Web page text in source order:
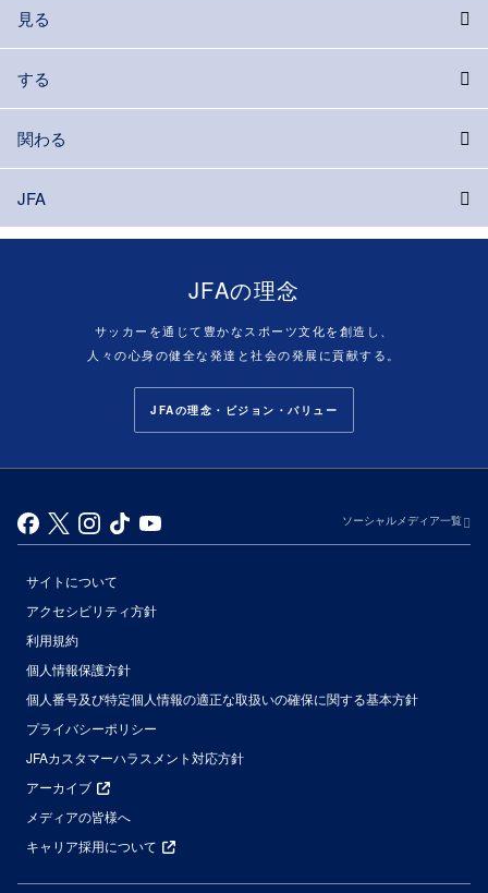
見る
する
関わる
JFA
JFAの理念
サッカーを通じて豊かなスポーツ文化を創造し、
人々の心身の健全な発達と社会の発展に貢献する。
JFAの理念・ビジョン・バリュー
ソーシャルメディア一覧
サイトについて
アクセシビリティ方針
利用規約
個人情報保護方針
個人番号及び特定個人情報の適正な取扱いの確保に関する基本方針
プライバシーポリシー
JFAカスタマーハラスメント対応方針
アーカイブ
メディアの皆様へ
キャリア採用について